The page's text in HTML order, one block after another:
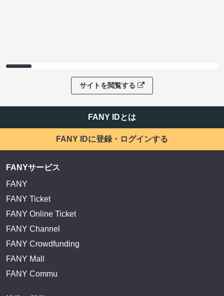
サイトを閲覧する
FANY IDとは
FANY IDに登録・ログインする
FANYサービス
FANY
FANY Ticket
FANY Online Ticket
FANY Channel
FANY Crowdfunding
FANY Mall
FANY Commu